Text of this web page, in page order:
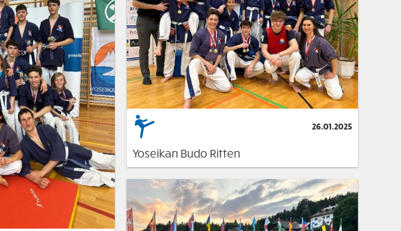
26.01.2025
Yoseikan Budo Ritten